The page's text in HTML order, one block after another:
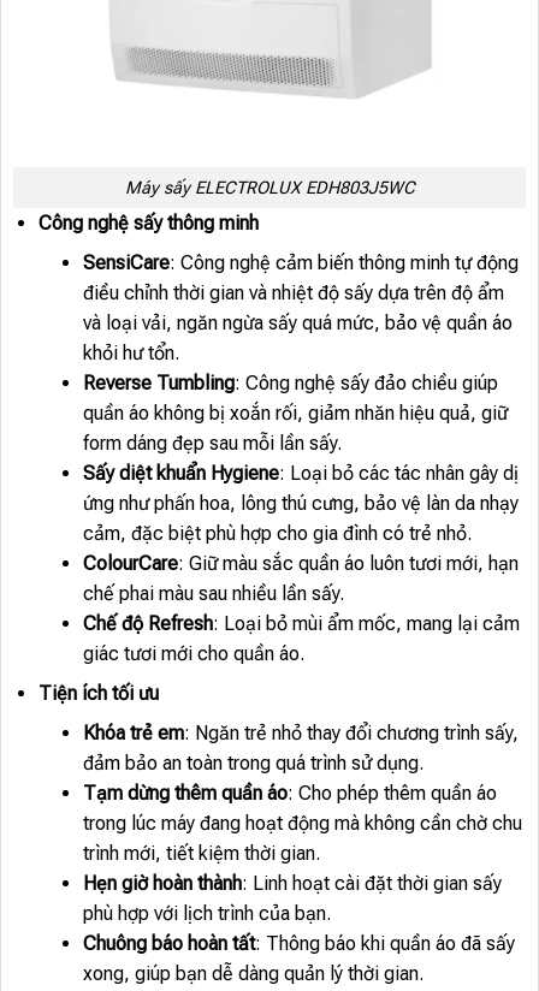
Máy sấy ELECTROLUX EDH803J5WC
Công nghệ sấy thông minh
SensiCare: Công nghệ cảm biến thông minh tự động
điều chỉnh thời gian và nhiệt độ sấy dựa trên độ ẩm
và loại vải, ngăn ngừa sấy quá mức, bảo vệ quần áo
khỏi hư tổn.
Reverse Tumbling: Công nghệ sấy đảo chiều giúp
quần áo không bị xoắn rối, giảm nhăn hiệu quả, giữ
form dáng đẹp sau mỗi lần sấy.
Sấy diệt khuẩn Hygiene: Loại bỏ các tác nhân gây dị
ứng như phấn hoa, lông thú cưng, bảo vệ làn da nhạy
cảm, đặc biệt phù hợp cho gia đình có trẻ nhỏ.
ColourCare: Giữ màu sắc quần áo luôn tươi mới, hạn
chế phai màu sau nhiều lần sấy.
Chế độ Refresh: Loại bỏ mùi ẩm mốc, mang lại cảm
giác tươi mới cho quần áo.
Tiện ích tối ưu
Khóa trẻ em: Ngăn trẻ nhỏ thay đổi chương trình sấy,
đảm bảo an toàn trong quá trình sử dụng.
Tạm dừng thêm quần áo: Cho phép thêm quần áo
trong lúc máy đang hoạt động mà không cần chờ chu
trình mới, tiết kiệm thời gian.
Hẹn giờ hoàn thành: Linh hoạt cài đặt thời gian sấy
phù hợp với lịch trình của bạn.
Chuông báo hoàn tất: Thông báo khi quần áo đã sấy
xong, giúp bạn dễ dàng quản lý thời gian.